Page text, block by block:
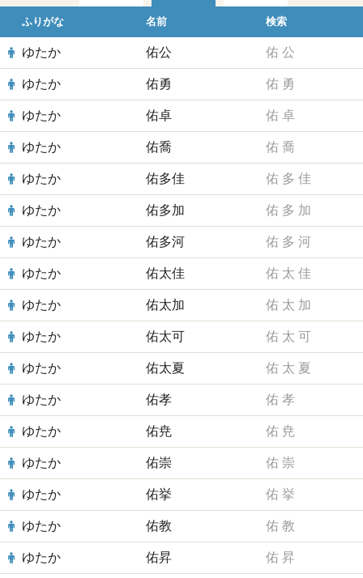
ふりがな 名前 検索
ゆたか 佑公 佑 公
ゆたか 佑勇 佑 勇
ゆたか 佑卓 佑 卓
ゆたか 佑喬 佑 喬
ゆたか 佑多佳 佑 多 佳
ゆたか 佑多加 佑 多 加
ゆたか 佑多河 佑 多 河
ゆたか 佑太佳 佑 太 佳
ゆたか 佑太加 佑 太 加
ゆたか 佑太可 佑 太 可
ゆたか 佑太夏 佑 太 夏
ゆたか 佑孝 佑 孝
ゆたか 佑尭 佑 尭
ゆたか 佑崇 佑 崇
ゆたか 佑挙 佑 挙
ゆたか 佑教 佑 教
ゆたか 佑昇 佑 昇